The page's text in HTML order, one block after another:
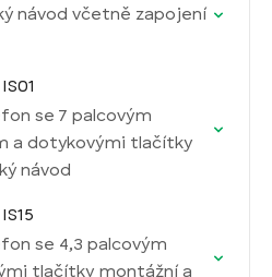
se 7 palcovým
a dotykovými tlačítky
návod
se 4,3 palcovým
tlačítky montážní a